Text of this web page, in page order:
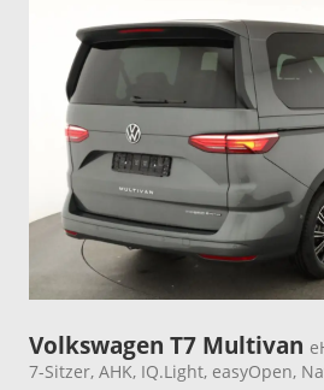
Volkswagen T7 Multivan
7-Sitzer, AHK, IQ.Light, easyOpen,